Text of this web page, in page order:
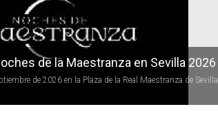
de la Maestranza en Sevilla 2026
de 2026 en la Plaza de la Real Maestranza de Sevilla